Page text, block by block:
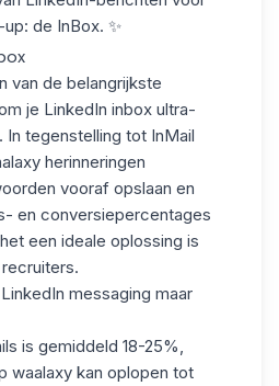
de InBox. ✨
van de belangrijkste
je LinkedIn inbox ultra-
tegenstelling tot InMail
herinneringen
vooraf opslaan en
en conversiepercentages
een ideale oplossing is
LinkedIn messaging maar
is gemiddeld 18-25%
waalaxy kan oplopen tot